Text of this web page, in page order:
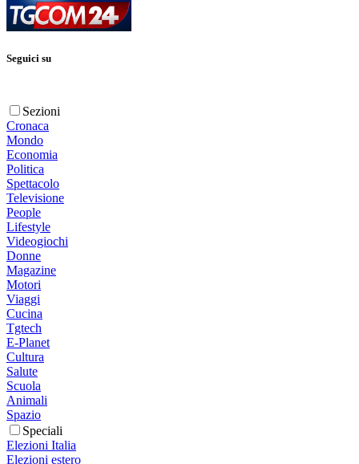
Seguici su
Sezioni
Cronaca
Mondo
Economia
Politica
Spettacolo
Televisione
People
Lifestyle
Videogiochi
Donne
Magazine
Motori
Viaggi
Cucina
Tgtech
E-Planet
Cultura
Salute
Scuola
Animali
Spazio
Speciali
Elezioni Italia
Elezioni estero